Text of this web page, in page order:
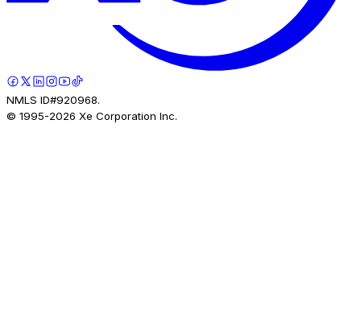
NMLS ID#920968.
© 1995-2026 Xe Corporation Inc.